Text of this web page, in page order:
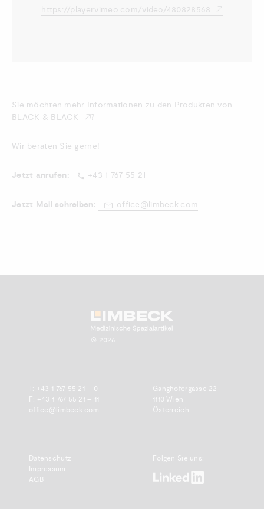
https://player.vimeo.com/video/480828568
Sie möchten mehr Informationen zu den Produkten von
BLACK & BLACK
?
Wir beraten Sie gerne!
Jetzt anrufen: +43 1 767 55 21
Jetzt Mail schreiben: office@limbeck.com
Zum Anfang scrollen.
© 2026
T: +43 1 767 55 21 – 0
F: +43 1 767 55 21 – 11
office@limbeck.com
Ganghofergasse 22
1110 Wien
Österreich
Datenschutz
Impressum
AGB
Folgen Sie uns:
www.linkedin.com